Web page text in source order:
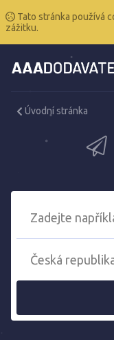
Tato stránka používá
zážitku.
Úvodní stránka